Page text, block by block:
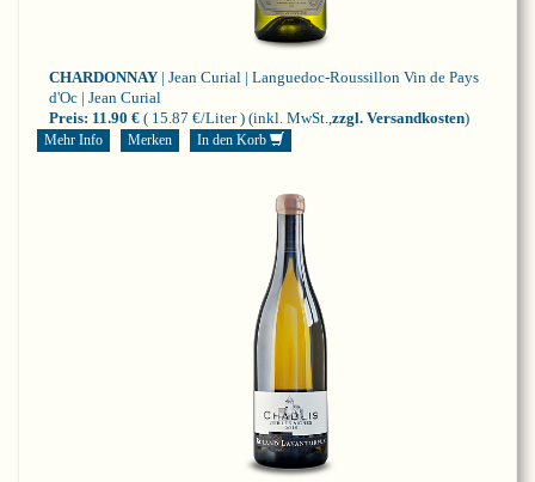
CHARDONNAY | Jean Curial | Languedoc-Roussillon Vin de Pays
d'Oc | Jean Curial
Preis: 11.90 € ( 15.87 €/Liter ) (inkl. MwSt., zzgl. Versandkosten)
Mehr Info Merken In den Korb